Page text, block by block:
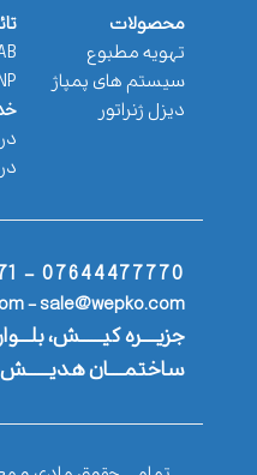
محصولات
تهویه مطبوع
سیستم های پمپاژ
دیزل ژنراتور
07644477770 - 07644467771
- sale@wepko.com
جزیــــره کیــــــش،
ساختمــــان هدیــــــش،